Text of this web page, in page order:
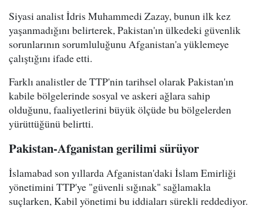
Siyasi analist İdris Muhammedi Zazay, bunun ilk kez
yaşanmadığını belirterek, Pakistan'ın ülkedeki güvenlik
sorunlarının sorumluluğunu Afganistan'a yüklemeye
çalıştığını ifade etti.
Farklı analistler de TTP'nin tarihsel olarak Pakistan'ın
kabile bölgelerinde sosyal ve askeri ağlara sahip
olduğunu, faaliyetlerini büyük ölçüde bu bölgelerden
yürüttüğünü belirtti.
Pakistan-Afganistan gerilimi sürüyor
İslamabad son yıllarda Afganistan'daki İslam Emirliği
yönetimini TTP'ye "güvenli sığınak" sağlamakla
suçlarken, Kabil yönetimi bu iddiaları sürekli reddediyor.